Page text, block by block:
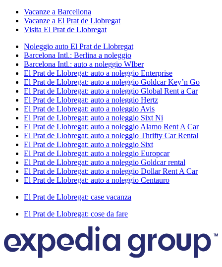
Vacanze a Barcellona
Vacanze a El Prat de Llobregat
Visita El Prat de Llobregat
Noleggio auto El Prat de Llobregat
Barcelona Intl.: Berlina a noleggio
Barcelona Intl.: auto a noleggio WIber
El Prat de Llobregat: auto a noleggio Enterprise
El Prat de Llobregat: auto a noleggio Goldcar Key’n Go
El Prat de Llobregat: auto a noleggio Global Rent a Car
El Prat de Llobregat: auto a noleggio Hertz
El Prat de Llobregat: auto a noleggio Avis
El Prat de Llobregat: auto a noleggio Sixt Ni
El Prat de Llobregat: auto a noleggio Alamo Rent A Car
El Prat de Llobregat: auto a noleggio Thrifty Car Rental
El Prat de Llobregat: auto a noleggio Sixt
El Prat de Llobregat: auto a noleggio Europcar
El Prat de Llobregat: auto a noleggio Goldcar rental
El Prat de Llobregat: auto a noleggio Dollar Rent A Car
El Prat de Llobregat: auto a noleggio Centauro
El Prat de Llobregat: case vacanza
El Prat de Llobregat: cose da fare